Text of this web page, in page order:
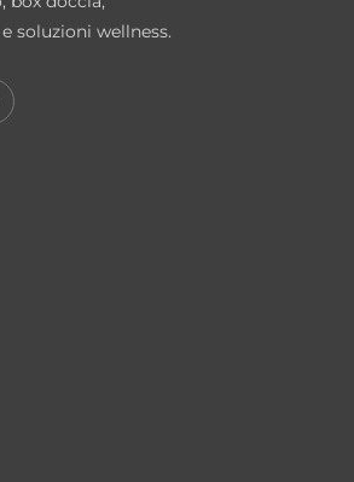
wellness di
e spazio senza
studiata per accogliere
soluzione ideale per chi
il bagno come un vero spazio
e finiture eleganti
in
apprezzato per la sua
soluzioni wellness.